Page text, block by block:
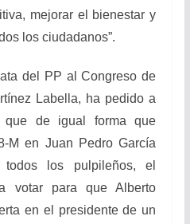
mejorar el bienestar y
los ciudadanos”.
del PP al Congreso de
Labella, ha pedido a
que de igual forma que
M en Juan Pedro García
los pulpileños, el
votar para que Alberto
en el presidente de un